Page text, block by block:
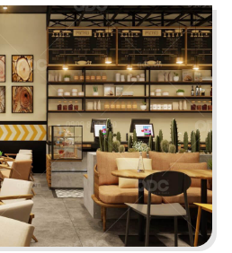
20
BUFFET SUSHI
Nhà hàng Nhật